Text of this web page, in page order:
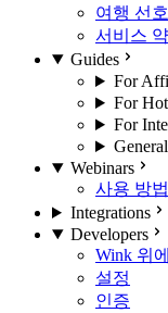
여행 선
서비스
Guides
For
For
For
General
Webinars
사용 방법
Integrations
Developers
Wink 위
설정
인증